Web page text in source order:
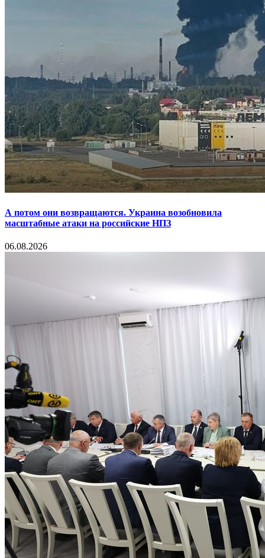
А потом они возвращаются. Украина возобновила
масштабные атаки на российские НПЗ
06.08.2026